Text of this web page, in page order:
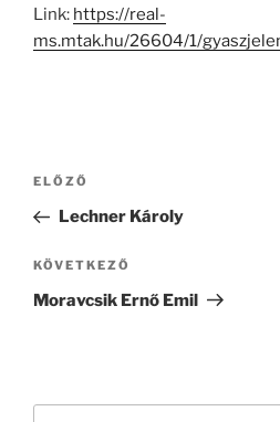
Link: https://real-
ms.mtak.hu/26604/1/
Bejegyzés
Korábbi
bejegyzés
ELŐZŐ
Lechner Károly
Következő
bejegyzés
KÖVETKEZŐ
Moravcsik Ernő Emil